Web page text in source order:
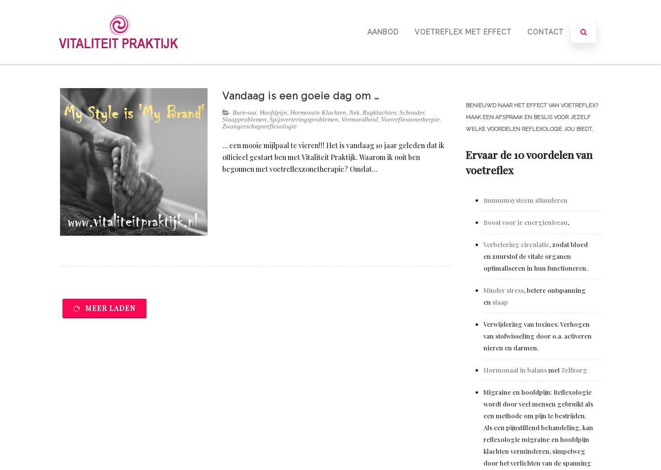
AANBOD VOETREFLEX MET EFFECT CONTACT
Vandaag is een goeie dag om …
Burn-out, Hoofdpijn, Hormonale Klachten, Nek, Rugklachten, Schouder,
Slaapproblemen, Spijsverteringsproblemen, Vermoeidheid, Voetreflexzonetherpie,
Zwangerschapsreflexologie
… een mooie mijlpaal te vieren!!! Het is vandaag 10 jaar geleden dat ik
officieel gestart ben met Vitaliteit Praktijk. Waarom ik ooit ben
begonnen met voetreflexzonetherapie? Omdat…
MEER LADEN
BENIEUWD NAAR HET EFFECT VAN VOETREFLEX?
MAAK EEN AFSPRAAK EN BESLIS VOOR JEZELF
WELKE VOORDELEN REFLEXOLOGIE JOU BIEDT.
Ervaar de 10 voordelen van
voetreflex
Immuunsysteem stimuleren
Boost voor je energieniveau,
Verbetering circulatie, zodat bloed
en zuurstof de vitale organen
optimaliseren in hun functioneren.
Minder stress, betere ontspanning
en slaap
Verwijdering van toxines: Verhogen
van stofwisseling door o.a. activeren
nieren en darmen.
Hormonaal in balansmetZelfzorg
Migraine en hoofdpijn: Reflexologie
wordt door veel mensen gebruikt als
een methode om pijn te bestrijden.
Als een pijnstillend behandeling, kan
reflexologie migraine en hoofdpijn
klachten verminderen, simpelweg
door het verlichten van de spanning